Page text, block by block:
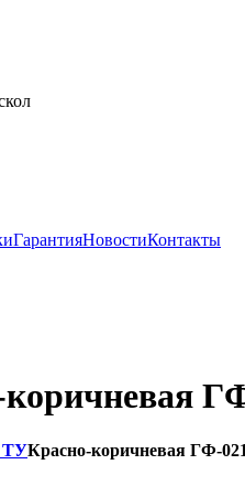
ГарантияНовостиКонтакты
коричневая
ТУКрасно-коричневая ГФ-